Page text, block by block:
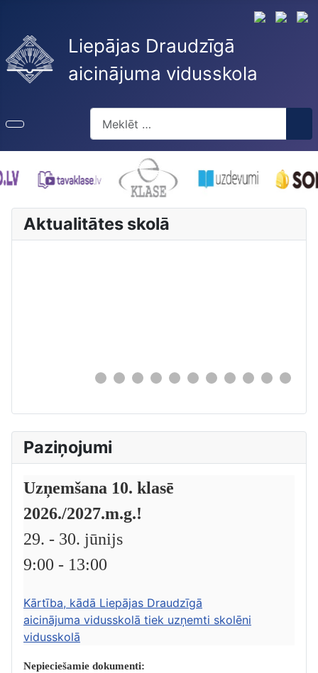
Liepājas Draudzīgā
aicinājuma vidusskola
Aktualitātes skolā
Paziņojumi
Uzņemšana 10. klasē
2026./2027.m.g.!
29. - 30. jūnijs
9:00 - 13:00
Kārtība, kādā Liepājas Draudzīgā
aicinājuma vidusskolā tiek uzņemti skolēni
vidusskolā
Nepieciešamie dokumenti: